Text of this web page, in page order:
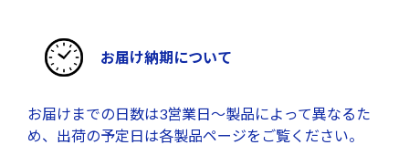
お届け納期について
お届けまでの日数は3営業日～製品によって異なるた
め、出荷の予定日は各製品ページをご覧ください。